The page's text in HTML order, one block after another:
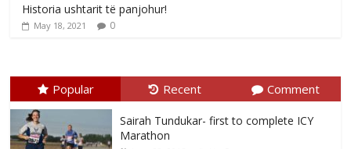
Historia ushtarit të panjohur!
May 18, 2021 0
Popular Recent Comment
Sairah Tundukar- first to complete ICY
Marathon